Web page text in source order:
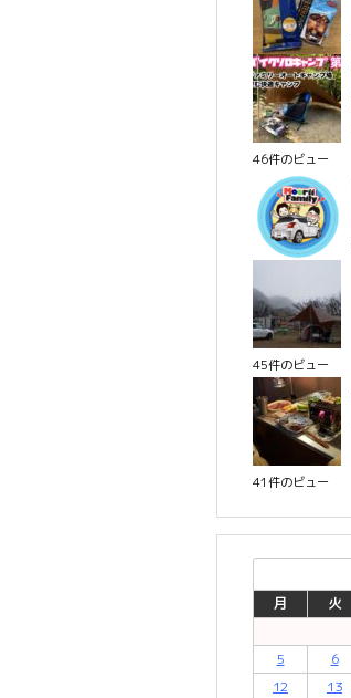
46件のビュー
45件のビュー
41件のビュー
月
火
5
6
12
13